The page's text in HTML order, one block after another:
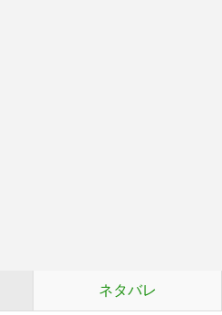
ネタバレ